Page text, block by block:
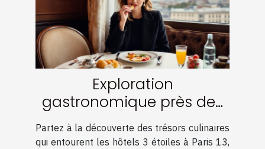
Exploration
gastronomique près des
hôtels 3 étoiles à Paris 13
Partez à la découverte des trésors culinaires
qui entourent les hôtels 3 étoiles à Paris 13,